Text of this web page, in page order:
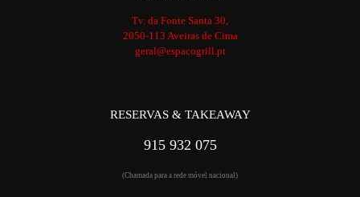
Tv. da Fonte Santa 30,
2050-113 Aveiras de Cima
geral@espacogrill.pt
RESERVAS & TAKEAWAY
915 932 075
(Chamada para a rede móvel nacional)